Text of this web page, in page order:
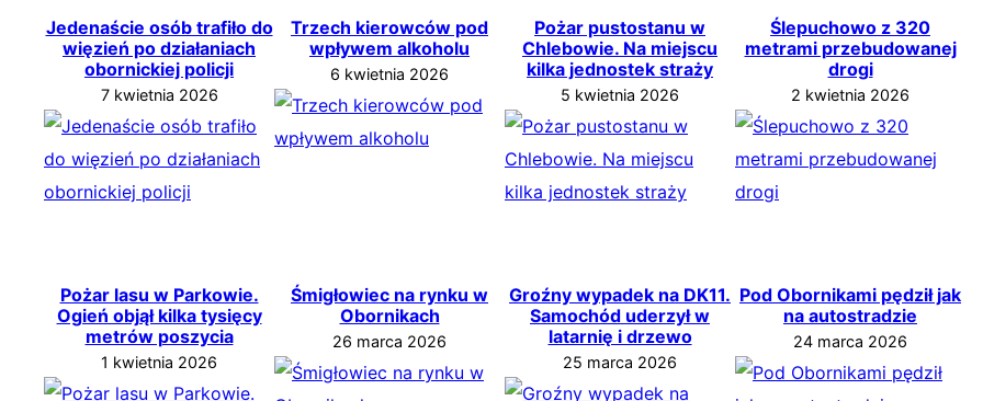
Jedenaście osób trafiło do
więzień po działaniach
obornickiej policji
7 kwietnia 2026
Trzech kierowców pod
wpływem alkoholu
6 kwietnia 2026
Pożar pustostanu w
Chlebowie. Na miejscu
kilka jednostek straży
5 kwietnia 2026
Ślepuchowo z 320
metrami przebudowanej
drogi
2 kwietnia 2026
Pożar lasu w Parkowie.
Ogień objął kilka tysięcy
metrów poszycia
1 kwietnia 2026
Śmigłowiec na rynku w
Obornikach
26 marca 2026
Groźny wypadek na DK11.
Samochód uderzył w
latarnię i drzewo
25 marca 2026
Pod Obornikami pędził jak
na autostradzie
24 marca 2026